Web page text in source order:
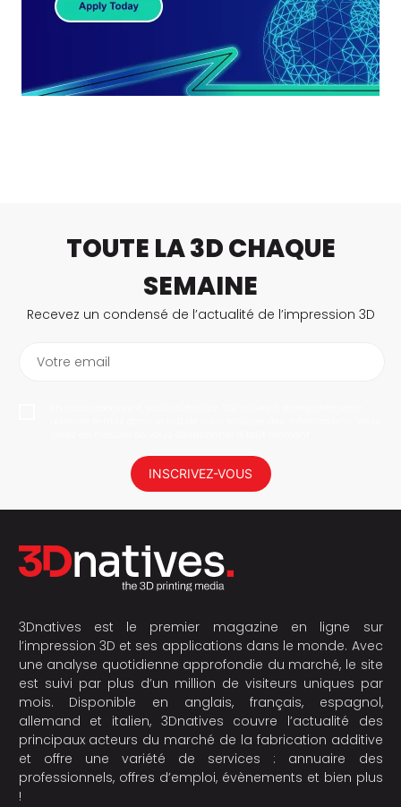
TOUTE LA 3D CHAQUE
SEMAINE
Recevez un condensé de l’actualité de l’impression 3D
Votre email
INSCRIVEZ-VOUS
3Dnatives est le premier magazine en ligne sur
l’impression 3D et ses applications dans le monde. Avec
une analyse quotidienne approfondie du marché, le site
est suivi par plus d’un million de visiteurs uniques par
mois. Disponible en anglais, français, espagnol,
allemand et italien, 3Dnatives couvre l’actualité des
principaux acteurs du marché de la fabrication additive
et offre une variété de services : annuaire des
professionnels, offres d’emploi, évènements et bien plus
!